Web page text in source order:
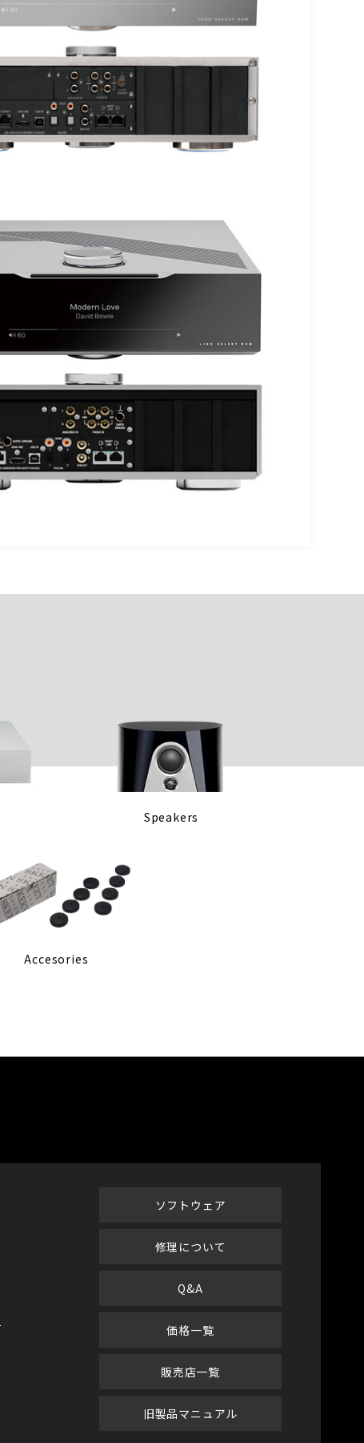
Speakers
Accesories
ソフトウェア
修理について
Q&A
価格一覧
販売店一覧
旧製品マニュアル